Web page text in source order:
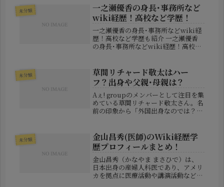
ィールダーとして、地道にキャリアを
積み重ねてきた山之内さんですが、そ
の...
未分類
一之瀬優香の身長･事務所など
wiki経歴！高校など学歴！
一之瀬優香の身長･事務所などwiki経
歴！高校など学歴も紹介 一之瀬優香
の身長･事務所などwiki経歴！高校な
さん。テレビ番組への出演やイベント
での活躍により、その名を目にす...
未分類
草間リチャード敬太はハー
フ？出身や父親･母親は？
Aぇ! groupのメンバーとして注目を集
めている草間リチャード敬太さん。名
前の印象から「外国出身なのでは？」
事【草間リチャード敬太】公然わいせ
つ(下半身露出)現場どこ？ビ...
未分類
金山昌秀(医師)のWiki経歴学
歴プロフィールまとめ！
金山昌秀（かなやま まさひで）は、
日本出身の産婦人科医であり、アメリ
カを拠点に医療活動や講演活動などを